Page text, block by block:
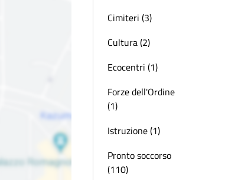
Cimiteri (3)
Cultura (2)
Ecocentri (1)
Forze dell'Ordine
(1)
Istruzione (1)
Pronto soccorso
(110)